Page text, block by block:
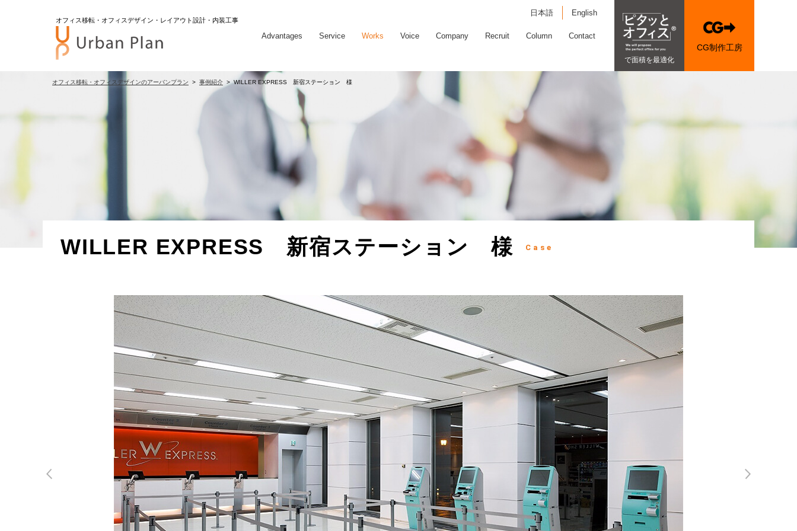
オフィス移転・オフィスデザイン・レイアウト設計・内装工事
日本語 English
Advantages Service Works Voice Company Recruit Column Contact
で面積を最適化
CG制作工房
オフィス移転・オフィスデザインのアーバンプラン 事例紹介 WILLER EXPRESS 新宿ステーション 様
WILLER EXPRESS 新宿ステーション 様 Case